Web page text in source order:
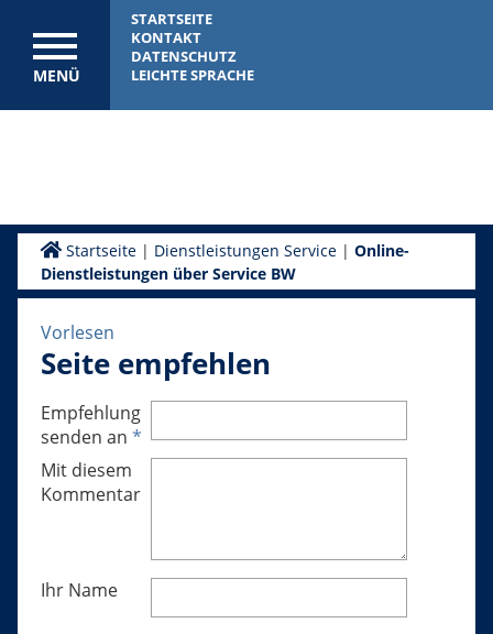
MENÜ
STARTSEITE
KONTAKT
DATENSCHUTZ
LEICHTE SPRACHE
Startseite| Dienstleistungen Service| Online-
Dienstleistungen über Service BW
Vorlesen
Seite empfehlen
Empfehlung
senden an *
Mit diesem
Kommentar
Ihr Name